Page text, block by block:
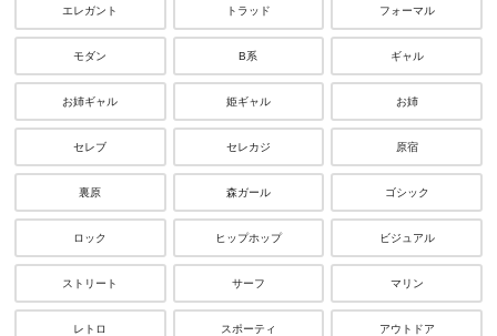
エレガント トラッド フォーマル
モダン B系 ギャル
お姉ギャル 姫ギャル お姉
セレブ セレカジ 原宿
裏原 森ガール ゴシック
ロック ヒップホップ ビジュアル
ストリート サーフ マリン
レトロ スポーティ アウトドア